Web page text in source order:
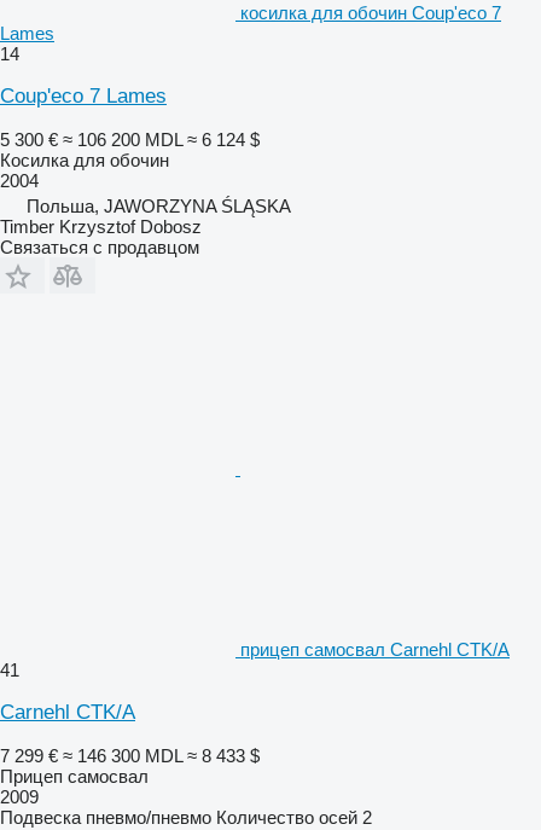
косилка для обочин Coup'eco 7
Lames
14
Coup'eco 7 Lames
5 300 € ≈ 106 200 MDL ≈ 6 124 $
Косилка для обочин
2004
Польша, JAWORZYNA ŚLĄSKA
Timber Krzysztof Dobosz
Связаться с продавцом
прицеп самосвал Carnehl CTK/A
41
Carnehl CTK/A
7 299 € ≈ 146 300 MDL ≈ 8 433 $
Прицеп самосвал
2009
Подвеска пневмо/пневмо Количество осей 2